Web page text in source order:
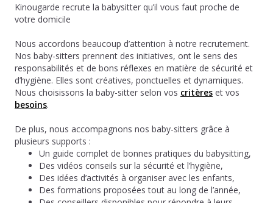
Kinougarde recrute la babysitter qu’il vous faut proche de
votre domicile
Nous accordons beaucoup d’attention à notre recrutement.
Nos baby-sitters prennent des initiatives, ont le sens des
responsabilités et de bons réflexes en matière de sécurité et
d’hygiène. Elles sont créatives, ponctuelles et dynamiques.
Nous choisissons la baby-sitter selon vos critères et vos
besoins.
De plus, nous accompagnons nos baby-sitters grâce à
plusieurs supports :
Un guide complet de bonnes pratiques du babysitting,
Des vidéos conseils sur la sécurité et l’hygiène,
Des idées d’activités à organiser avec les enfants,
Des formations proposées tout au long de l’année,